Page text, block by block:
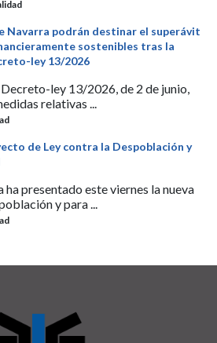
Navarra podrán destinar el superávit
sostenibles tras la
ley 13/2026
ley 13/2026, de 2 de junio,
relativas ...
de Ley contra la Despoblación y
presentado este viernes la nueva
y para ...